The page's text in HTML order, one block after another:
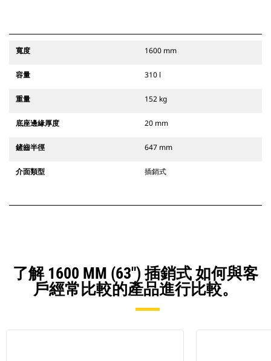
寬度 1600 mm
容量 310 l
重量 152 kg
底座邊緣厚度 20 mm
鏟齒半徑 647 mm
介面類型 插銷式
了解 1600 MM (63") 插銷式 如何與客
戶經常比較的產品進行比較。